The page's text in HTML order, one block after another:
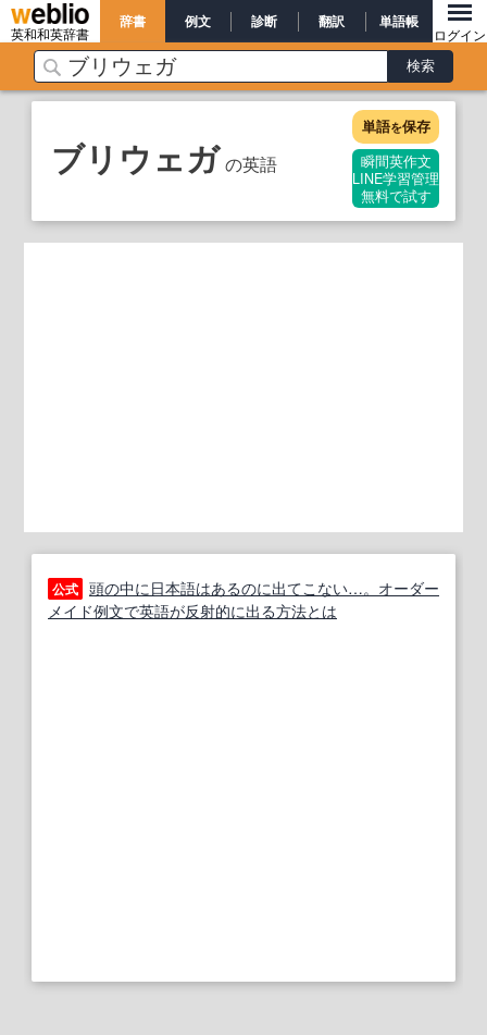
英和和英辞書
辞書 例文 診断 翻訳 単語帳
ログイン
ブリウェガ の英語
単語を保存
瞬間英作文
LINE学習管理
無料で試す
公式 頭の中に日本語はあるのに出てこない…。オーダー
メイド例文で英語が反射的に出る方法とは